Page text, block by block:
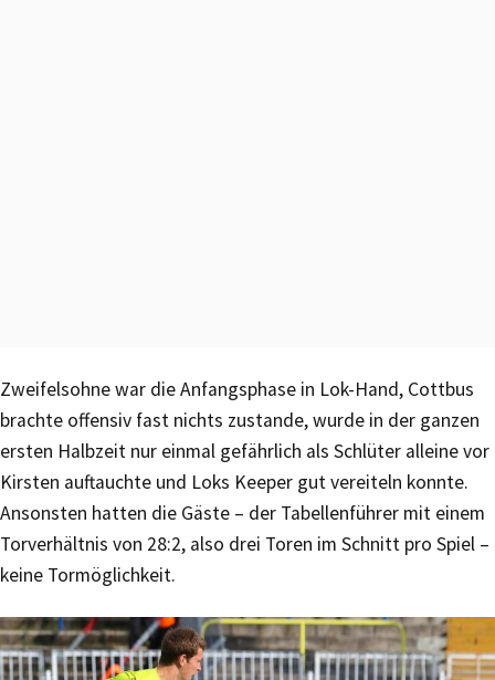
Zweifelsohne war die Anfangsphase in Lok-Hand, Cottbus
brachte offensiv fast nichts zustande, wurde in der ganzen
ersten Halbzeit nur einmal gefährlich als Schlüter alleine vor
Kirsten auftauchte und Loks Keeper gut vereiteln konnte.
Ansonsten hatten die Gäste – der Tabellenführer mit einem
Torverhältnis von 28:2, also drei Toren im Schnitt pro Spiel –
keine Tormöglichkeit.